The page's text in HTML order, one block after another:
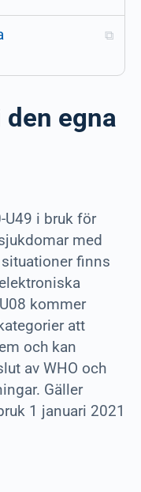
⧉
egna
U49 i bruk för
med
finns
kommer
att
och kan
av WHO och
Gäller
1 januari 2021